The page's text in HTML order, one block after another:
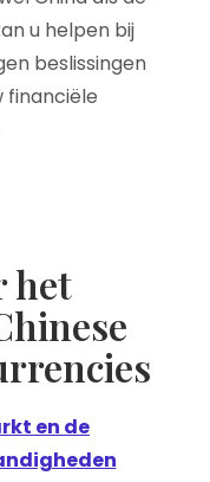
u helpen bij
beslissingen
het
en de